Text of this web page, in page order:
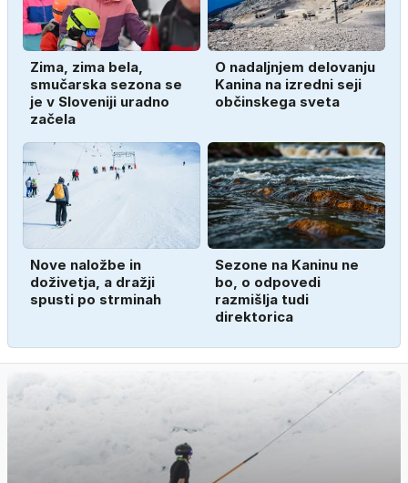
Zima, zima bela,
smučarska sezona se
je v Sloveniji uradno
začela
O nadaljnjem delovanju
Kanina na izredni seji
občinskega sveta
Nove naložbe in
doživetja, a dražji
spusti po strminah
Sezone na Kaninu ne
bo, o odpovedi
razmišlja tudi
direktorica